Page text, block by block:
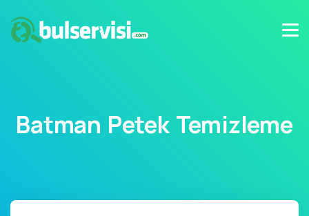
Batman Petek Temizleme